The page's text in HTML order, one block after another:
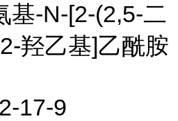
基-N-[2-(2,5-二
羟乙基]乙酰胺
17-9